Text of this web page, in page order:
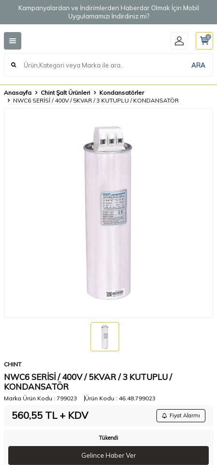
Kampanyalardan ve İndirimlerden Haberdar Olmak İçin Mobil
Uygulamamızı İndirdiniz mi?
ARA
0
Anasayfa Chint Şalt Ürünleri
Kondansatörler
NWC6 SERİSİ / 400V / 5KVAR / 3 KUTUPLU / KONDANSATÖR
CHINT
NWC6 SERİSİ / 400V / 5KVAR / 3 KUTUPLU /
KONDANSATÖR
Marka Ürün Kodu : 799023 Ürün Kodu : 46.48.799023
560,55 TL + KDV Fiyat Alarmı
Tükendi
Gelince Haber Ver